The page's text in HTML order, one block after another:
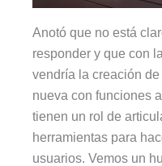
Anotó que no está
responder y que con
vendría la creación de
nueva con funciones
tienen un rol de
herramientas para
usuarios. Vemos un